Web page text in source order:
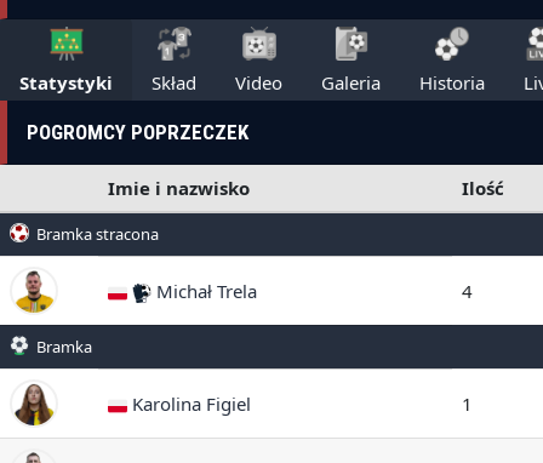
Statystyki Skład Video Galeria Historia
POGROMCY POPRZECZEK
Imie i nazwisko Ilość
Bramka stracona
Michał Trela 4
Bramka
Karolina Figiel 1